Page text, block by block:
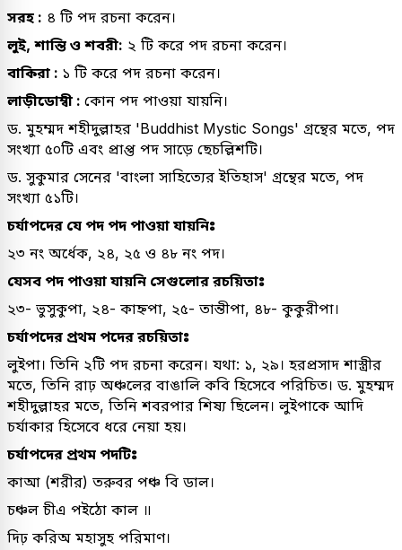
সরহ : ৪ টি পদ রচনা করেন।
লুই, শান্তি ও শবরী: ২ টি করে পদ রচনা করেন।
বাকিরা : ১ টি করে পদ রচনা করেন।
লাড়ীডোম্বী : কোন পদ পাওয়া যায়নি।
ড. মুহম্মদ শহীদুল্লাহর 'Buddhist Mystic Songs' গ্রন্থের মতে, পদ
সংখ্যা ৫০টি এবং প্রাপ্ত পদ সাড়ে ছেচল্লিশটি।
ড. সুকুমার সেনের 'বাংলা সাহিত্যের ইতিহাস' গ্রন্থের মতে, পদ
সংখ্যা ৫১টি।
চর্যাপদের যে পদ পদ পাওয়া যায়নিঃ
২৩ নং অর্ধেক, ২৪, ২৫ ও ৪৮ নং পদ।
যেসব পদ পাওয়া যায়নি সেগুলোর রচয়িতাঃ
২৩- ভুসুকুপা, ২৪- কাহ্নপা, ২৫- তান্তীপা, ৪৮- কুকুরীপা।
চর্যাপদের প্রথম পদের রচয়িতাঃ
লুইপা। তিনি ২টি পদ রচনা করেন। যথা: ১, ২৯। হরপ্রসাদ শাস্ত্রীর
মতে, তিনি রাঢ় অঞ্চলের বাঙালি কবি হিসেবে পরিচিত। ড. মুহম্মদ
শহীদুল্লাহর মতে, তিনি শবরপার শিষ্য ছিলেন। লুইপাকে আদি
চর্যাকার হিসেবে ধরে নেয়া হয়।
চর্যাপদের প্রথম পদটিঃ
কাআ (শরীর) তরুবর পঞ্চ বি ডাল।
চঞ্চল চীএ পইঠো কাল ॥
দিঢ় করিঅ মহাসুহ পরিমাণ।